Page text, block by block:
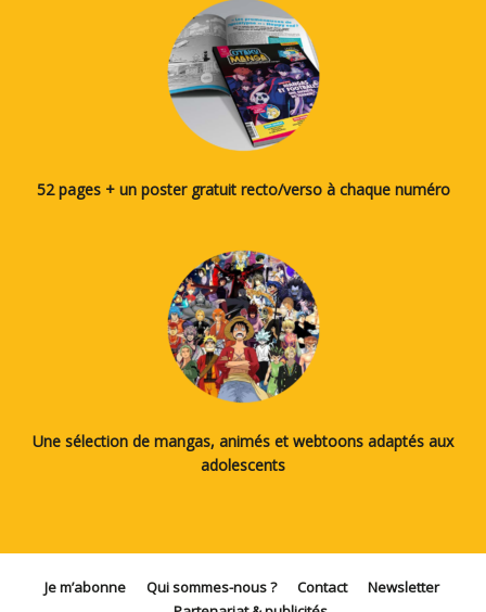
52 pages + un poster gratuit recto/verso à chaque numéro
Une sélection de mangas, animés et webtoons adaptés aux
adolescents
Je m’abonne Qui sommes-nous ? Contact
Newsletter